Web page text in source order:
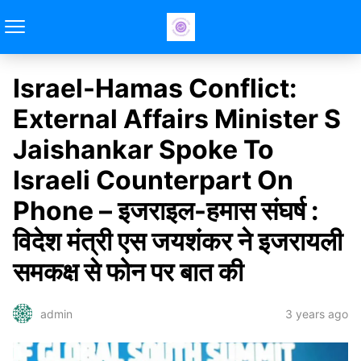
Israel-Hamas Conflict:
External Affairs Minister S
Jaishankar Spoke To
Israeli Counterpart On
Phone – इजराइल-हमास संघर्ष :
विदेश मंत्री एस जयशंकर ने इजरायली
समकक्ष से फोन पर बात की
admin 3 years ago